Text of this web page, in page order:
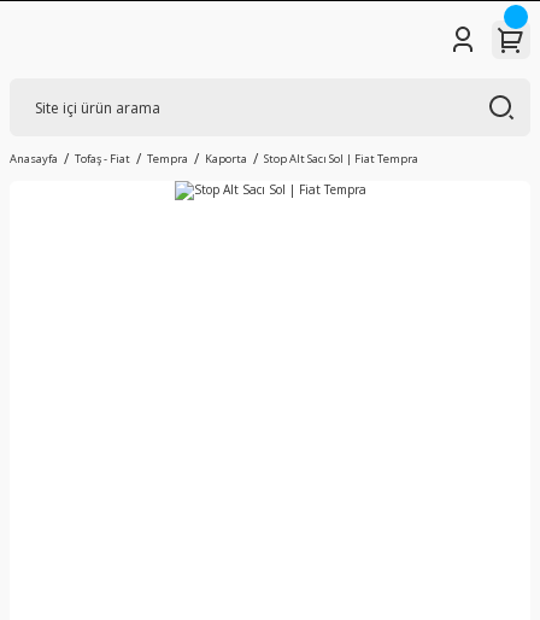
Anasayfa Tofaş - Fiat Tempra Kaporta Stop Alt Sacı Sol | Fiat Tempra